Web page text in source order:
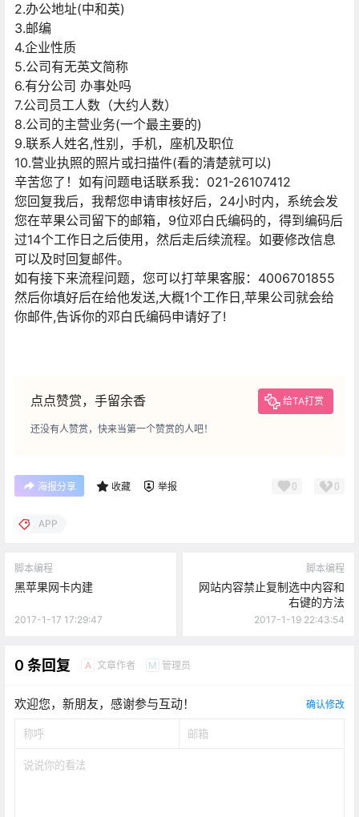
2.办公地址(中和英)
3.邮编
4.企业性质
5.公司有无英文简称
6.有分公司 办事处吗
7.公司员工人数（大约人数）
8.公司的主营业务(一个最主要的)
9.联系人姓名,性别，手机，座机及职位
10.营业执照的照片或扫描件(看的清楚就可以)
辛苦您了！如有问题电话联系我：021-26107412
您回复我后，我帮您申请审核好后，24小时内，系统会发
您在苹果公司留下的邮箱，9位邓白氏编码的，得到编码后
过14个工作日之后使用，然后走后续流程。如要修改信息
可以及时回复邮件。
如有接下来流程问题，您可以打苹果客服：4006701855
然后你填好后在给他发送,大概1个工作日,苹果公司就会给
你邮件,告诉你的邓白氏编码申请好了!
点点赞赏，手留余香 给TA打赏
还没有人赞赏，快来当第一个赞赏的人吧！
海报分享 收藏 举报 0 0
APP
脚本编程
黑苹果网卡内建
2017-1-17 17:29:47
脚本编程
网站内容禁止复制选中内容和
右键的方法
2017-1-19 22:43:54
0 条回复 A 文章作者 M 管理员
欢迎您，新朋友，感谢参与互动！ 确认修改